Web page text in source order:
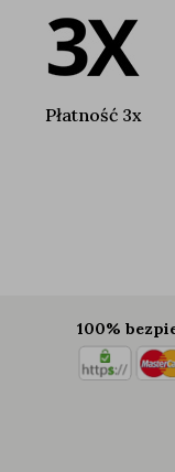
Płatność 3x
100%